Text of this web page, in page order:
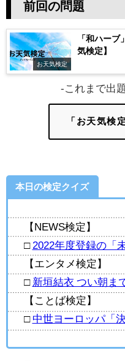
前回の問題
お天気検定
「和ハー
気検定】
-これまで出
「お天気検
本日の検定クイズ
【NEWS検定】
□ 2022年度登録の「
【エンタメ検定】
□ 新垣結衣 つい朝ま
【ことば検定】
□ 中世ヨーロッパ「